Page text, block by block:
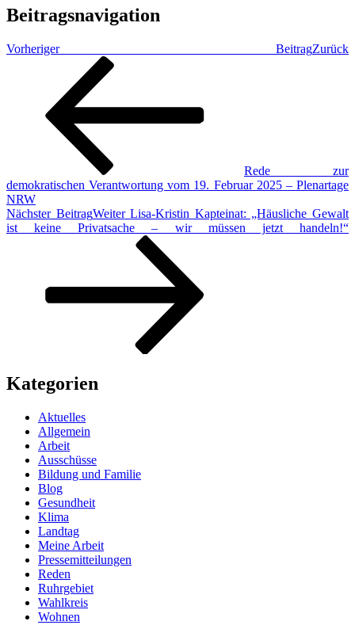
Beitragsnavigation
Vorheriger BeitragZurück
Rede zur
demokratischen Verantwortung vom 19. Februar 2025 – Plenartage
NRW
Nächster BeitragWeiter Lisa-Kristin Kapteinat: „Häusliche Gewalt
ist keine Privatsache – wir müssen jetzt handeln!“
Kategorien
Aktuelles
Allgemein
Arbeit
Ausschüsse
Bildung und Familie
Blog
Gesundheit
Klima
Landtag
Meine Arbeit
Pressemitteilungen
Reden
Ruhrgebiet
Wahlkreis
Wohnen